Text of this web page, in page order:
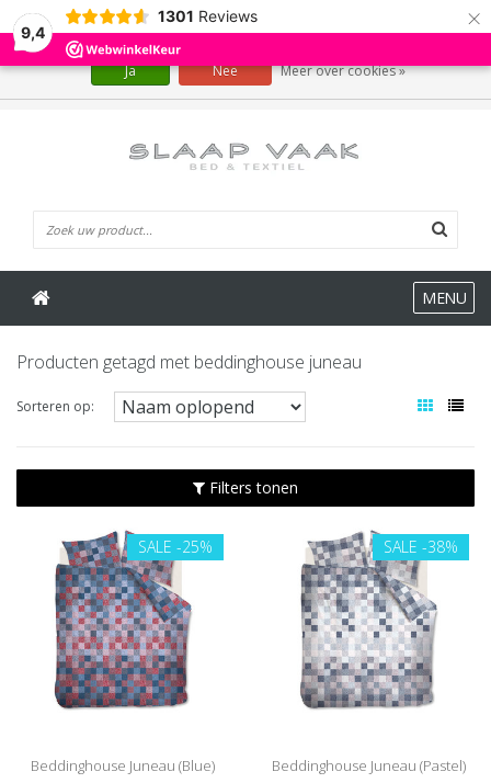
9,4
1301 Reviews ×
MENU
Producten getagd met beddinghouse juneau
Sorteren op:
Filters tonen
SALE -25%
Beddinghouse Juneau (Blue)
SALE -38%
Beddinghouse Juneau (Pastel)
Wij slaan cookies op om onze website te verbeteren. Is dat akkoord?
Ja Nee Meer over cookies »